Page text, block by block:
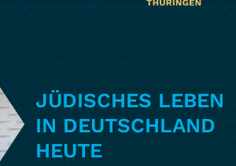
JÜDISCHES LEBEN
IN DEUTSCHLAND
HEUTE